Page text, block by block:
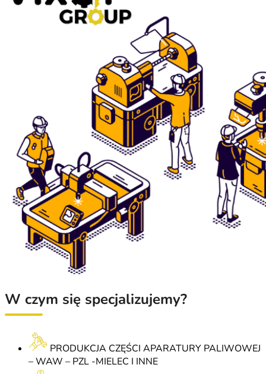
W czym się specjalizujemy?
PRODUKCJA CZĘŚCI APARATURY PALIWOWEJ
– WAW – PZL -MIELEC I INNE